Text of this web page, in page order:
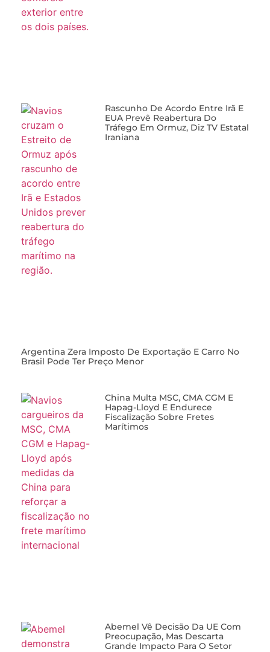
Rascunho De Acordo Entre Irã E
EUA Prevê Reabertura Do
Tráfego Em Ormuz, Diz TV Estatal
Iraniana
Argentina Zera Imposto De Exportação E Carro No
Brasil Pode Ter Preço Menor
China Multa MSC, CMA CGM E
Hapag-Lloyd E Endurece
Fiscalização Sobre Fretes
Marítimos
Abemel Vê Decisão Da UE Com
Preocupação, Mas Descarta
Grande Impacto Para O Setor